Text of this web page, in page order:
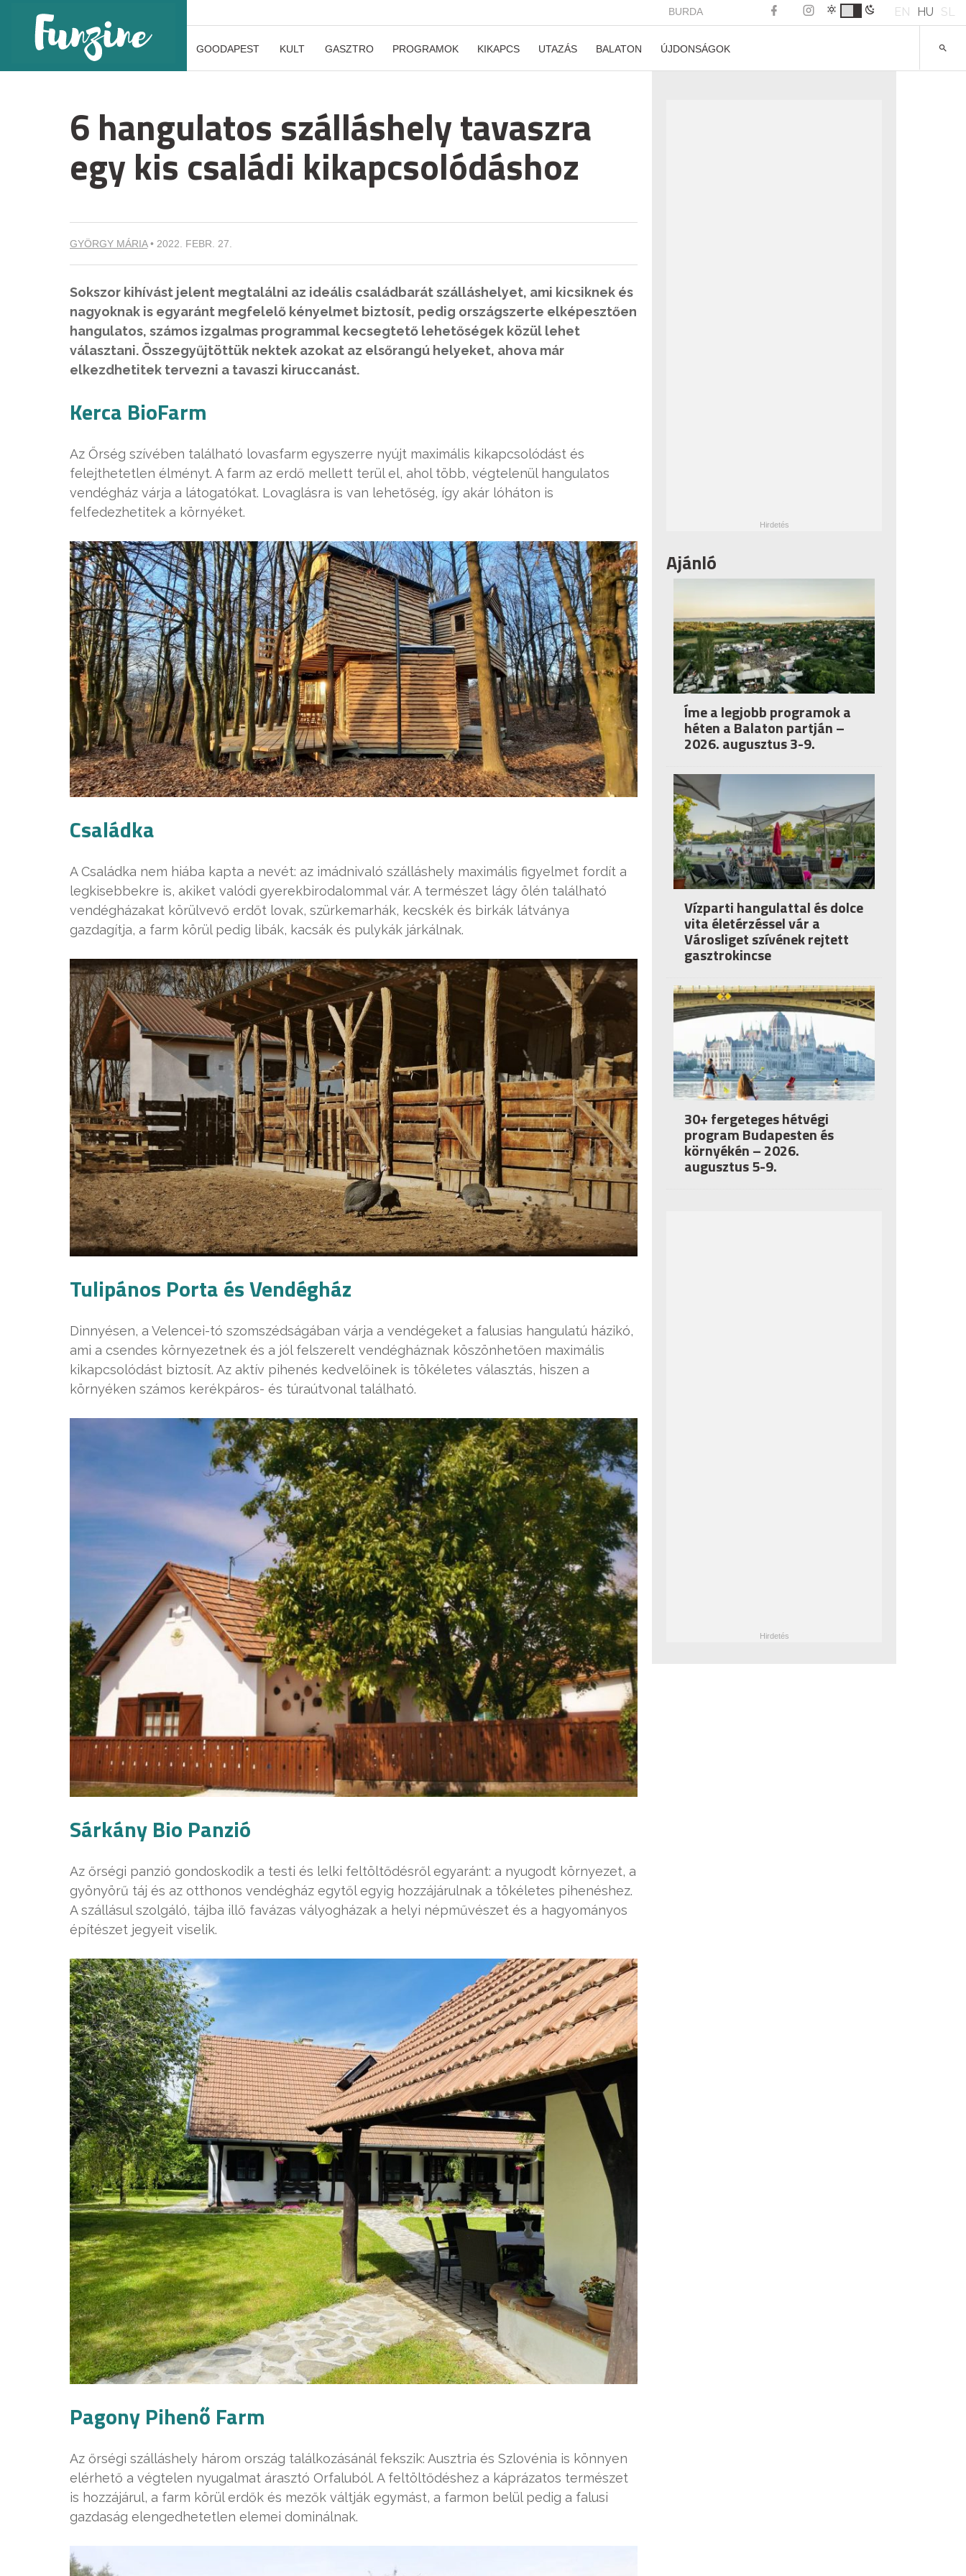
BURDA EN HU SL
GOODAPEST KULT GASZTRO PROGRAMOK KIKAPCS UTAZÁS BALATON ÚJDONSÁGOK
6 hangulatos szálláshely tavaszra
egy kis családi kikapcsolódáshoz
GYÖRGY MÁRIA• 2022. FEBR. 27.
Sokszor kihívást jelent megtalálni az ideális családbarát szálláshelyet, ami kicsiknek és
nagyoknak is egyaránt megfelelő kényelmet biztosít, pedig országszerte elképesztően
hangulatos, számos izgalmas programmal kecsegtető lehetőségek közül lehet
választani. Összegyűjtöttük nektek azokat az elsőrangú helyeket, ahova már
elkezdhetitek tervezni a tavaszi kiruccanást.
Kerca BioFarm
Az Őrség szívében található lovasfarm egyszerre nyújt maximális kikapcsolódást és
felejthetetlen élményt. A farm az erdő mellett terül el, ahol több, végtelenül hangulatos
vendégház várja a látogatókat. Lovaglásra is van lehetőség, így akár lóháton is
felfedezhetitek a környéket.
Családka
A Családka nem hiába kapta a nevét: az imádnivaló szálláshely maximális figyelmet fordít a
legkisebbekre is, akiket valódi gyerekbirodalommal vár. A természet lágy ölén található
vendégházakat körülvevő erdőt lovak, szürkemarhák, kecskék és birkák látványa
gazdagítja, a farm körül pedig libák, kacsák és pulykák járkálnak.
Tulipános Porta és Vendégház
Dinnyésen, a Velencei-tó szomszédságában várja a vendégeket a falusias hangulatú házikó,
ami a csendes környezetnek és a jól felszerelt vendégháznak köszönhetően maximális
kikapcsolódást biztosít. Az aktív pihenés kedvelőinek is tökéletes választás, hiszen a
környéken számos kerékpáros- és túraútvonal található.
Sárkány Bio Panzió
Az őrségi panzió gondoskodik a testi és lelki feltöltődésről egyaránt: a nyugodt környezet, a
gyönyörű táj és az otthonos vendégház egytől egyig hozzájárulnak a tökéletes pihenéshez.
A szállásul szolgáló, tájba illő favázas vályogházak a helyi népművészet és a hagyományos
építészet jegyeit viselik.
Pagony Pihenő Farm
Az őrségi szálláshely három ország találkozásánál fekszik: Ausztria és Szlovénia is könnyen
elérhető a végtelen nyugalmat árasztó Orfaluból. A feltöltődéshez a káprázatos természet
is hozzájárul, a farm körül erdők és mezők váltják egymást, a farmon belül pedig a falusi
gazdaság elengedhetetlen elemei dominálnak.
Ajánló
Íme a legjobb programok a
héten a Balaton partján –
2026. augusztus 3-9.
Vízparti hangulattal és dolce
vita életérzéssel vár a
Városliget szívének rejtett
gasztrokincse
30+ fergeteges hétvégi
program Budapesten és
környékén – 2026.
augusztus 5-9.